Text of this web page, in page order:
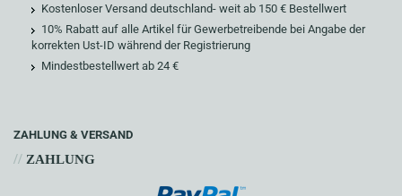
Kostenloser Versand deutschland- weit ab 150 € Bestellwert
10% Rabatt auf alle Artikel für Gewerbetreibende bei Angabe der
korrekten Ust-ID während der Registrierung
Mindestbestellwert ab 24 €
ZAHLUNG & VERSAND
// ZAHLUNG